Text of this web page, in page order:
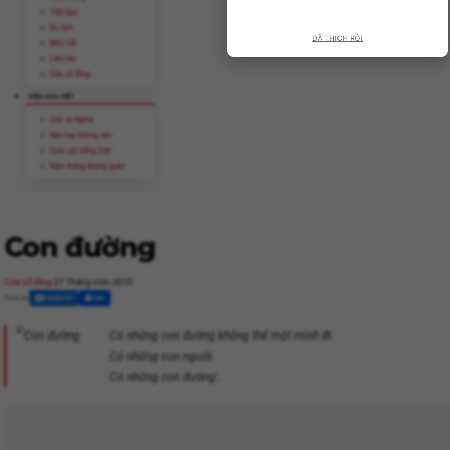
Tiền bạc
Du lịch
Mẹo vặt
Làm mẹ
Cửa sổ Blog
VĂN HÓA VIỆT
Chữ và Nghĩa
Nên hay không nên
Cười với tiếng Việt
Năm tháng không quên
Con đường
Cửa sổ Blog 27 Tháng chín 2010
Có những con đường không thể một mình đi.
Có những con người.
Có những con đường'.
ĐÃ THÍCH RỒI